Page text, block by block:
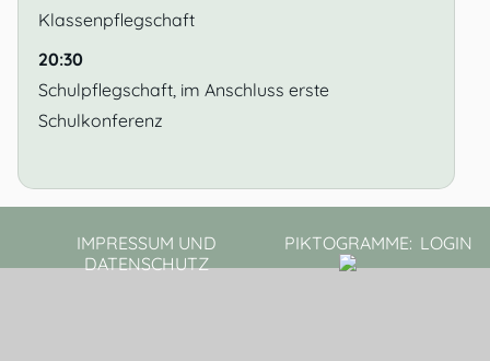
Klassenpflegschaft
20:30
Schulpflegschaft, im Anschluss erste
Schulkonferenz
IMPRESSUM UND
DATENSCHUTZ
PIKTOGRAMME: LOGIN